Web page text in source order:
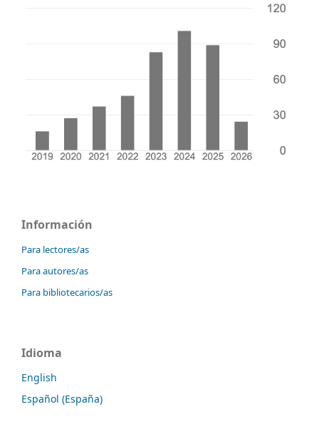
Información
Para lectores/as
Para autores/as
Para bibliotecarios/as
Idioma
English
Español (España)